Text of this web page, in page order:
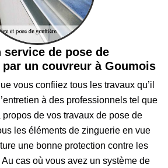
service de pose de
un couvreur à Goumois
vous confiiez tous les travaux qu’il
à des professionnels tel que
de vos travaux de pose de
les éléments de zinguerie en vue
une bonne protection contre les
cas où vous avez un système de